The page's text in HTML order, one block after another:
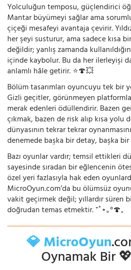
Yolculuğun temposu, güçlendirici
Mantar büyümeyi sağlar ama
çiçeği mesafeyi avantaja çevirir.
her şeyi susturur, ama sadece kısa
değildir; yanlış zamanda
içinde kaybolur. Bu da her ilerleyişi
anlamlı hâle getirir. ⭐🍄💥
Bölüm tasarımları oyuncuyu tek bir
Gizli geçitler, görünmeyen
merak edenleri ödüllendirir. Bazen
çıkmak, bazen de risk alıp kısa
dünyasının tekrar tekrar
denemede başka bir detay, başka
Bazı oyunlar vardır; temsil ettikleri
sayesinde sıradan bir eğlencenin
özel yeri fazlasıyla hak eden
MicroOyun.com’da bu ölümsüz
vakit geçirmek değil; yıllardır süren
doğrudan temas etmektir. ⁺˚⋆｡°🍄₊
💎 MicroOyun
Oynamak Bir 💖